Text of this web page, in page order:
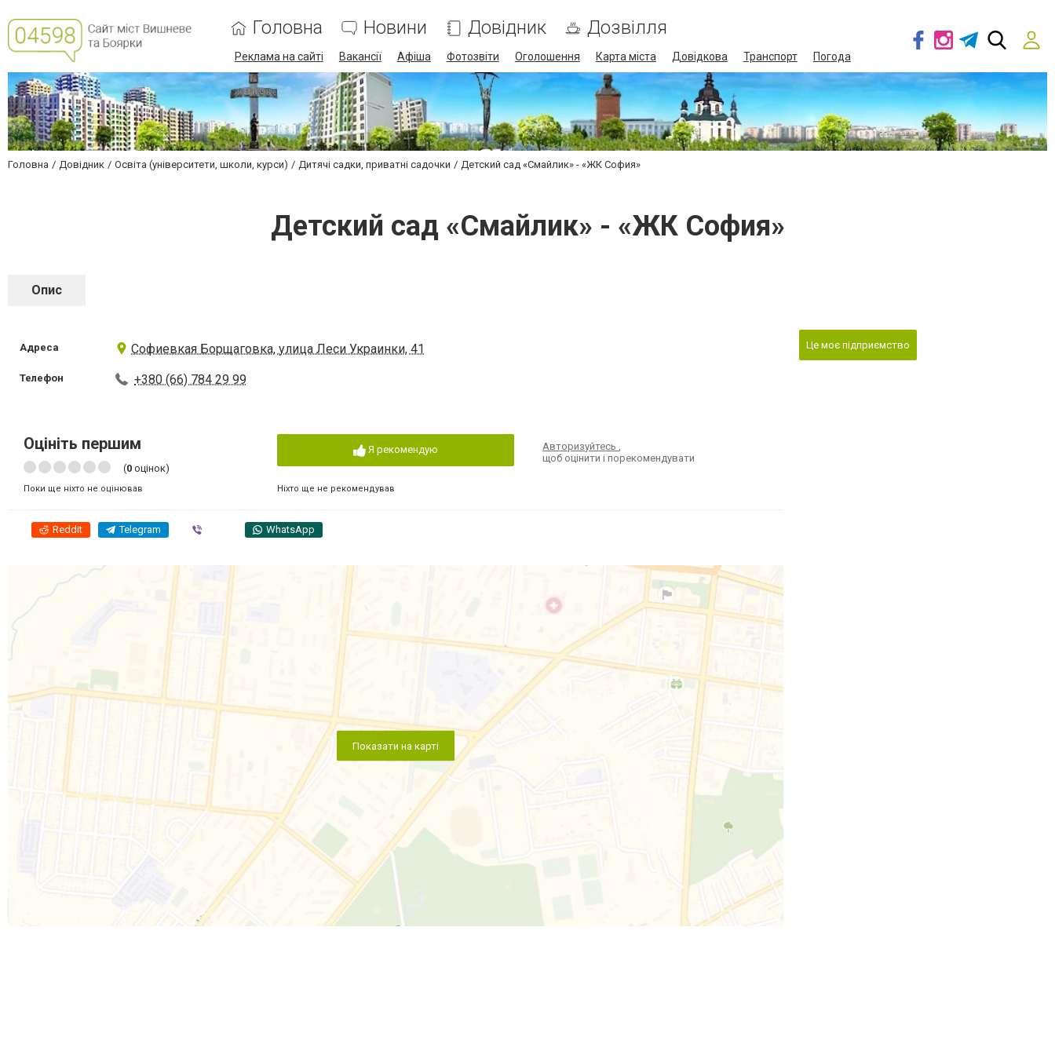
Головна Новини Довідник Дозвілля
Реклама на сайті Вакансії Афіша Фотозвіти Оголошення Карта міста Довідкова Транспорт Погода
Головна Довідник Освіта (університети, школи, курси) Дитячі садки, приватні садочки Детский сад «Смайлик» - «ЖК София»
Детский сад «Смайлик» - «ЖК София»
Опис
Адреса Софиевкая Борщаговка, улица Леси Украинки, 41
Телефон +380 (66) 784 29 99
Оцініть першим
(0 оцінок)
Поки ще ніхто не оцінював
Я рекомендую
Ніхто ще не рекомендував
Авторизуйтесь,
щоб оцінити і порекомендувати
Reddit Telegram WhatsApp
Показати на карті
Це моє підприємство